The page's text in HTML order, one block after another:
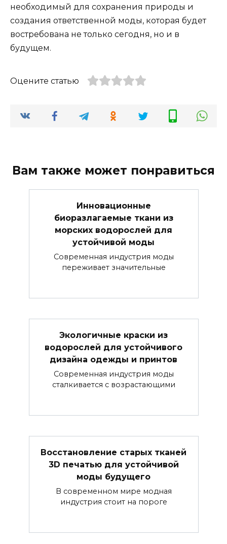
необходимый для сохранения природы и
создания ответственной моды, которая будет
востребована не только сегодня, но и в
будущем.
Оцените статью
Вам также может понравиться
Инновационные
биоразлагаемые ткани из
морских водорослей для
устойчивой моды
Современная индустрия моды
переживает значительные
Экологичные краски из
водорослей для устойчивого
дизайна одежды и принтов
Современная индустрия моды
сталкивается с возрастающими
Восстановление старых тканей
3D печатью для устойчивой
моды будущего
В современном мире модная
индустрия стоит на пороге